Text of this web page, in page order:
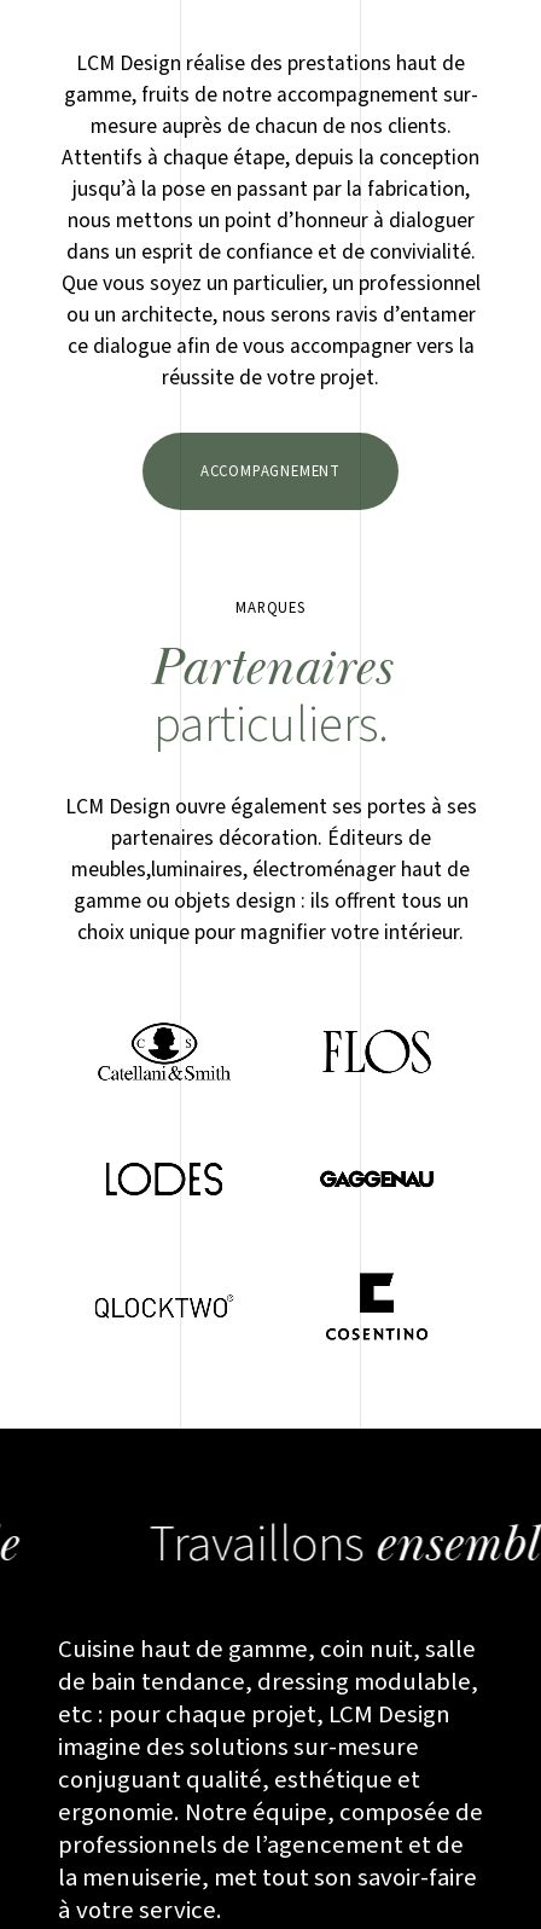
LCM Design réalise des prestations haut de
gamme, fruits de notre accompagnement sur-
mesure auprès de chacun de nos clients.
Attentifs à chaque étape, depuis la conception
jusqu’à la pose en passant par la fabrication,
nous mettons un point d’honneur à dialoguer
dans un esprit de confiance et de convivialité.
Que vous soyez un particulier, un professionnel
ou un architecte, nous serons ravis d’entamer
ce dialogue afin de vous accompagner vers la
réussite de votre projet.
ACCOMPAGNEMENT
MARQUES
Partenaires
particuliers.
LCM Design ouvre également ses portes à ses
partenaires décoration. Éditeurs de
meubles,luminaires, électroménager haut de
gamme ou objets design : ils offrent tous un
choix unique pour magnifier votre intérieur.
Cuisine haut de gamme, coin nuit, salle
de bain tendance, dressing modulable,
etc : pour chaque projet, LCM Design
imagine des solutions sur-mesure
conjuguant qualité, esthétique et
ergonomie. Notre équipe, composée de
professionnels de l’agencement et de
la menuiserie, met tout son savoir-faire
à votre service.